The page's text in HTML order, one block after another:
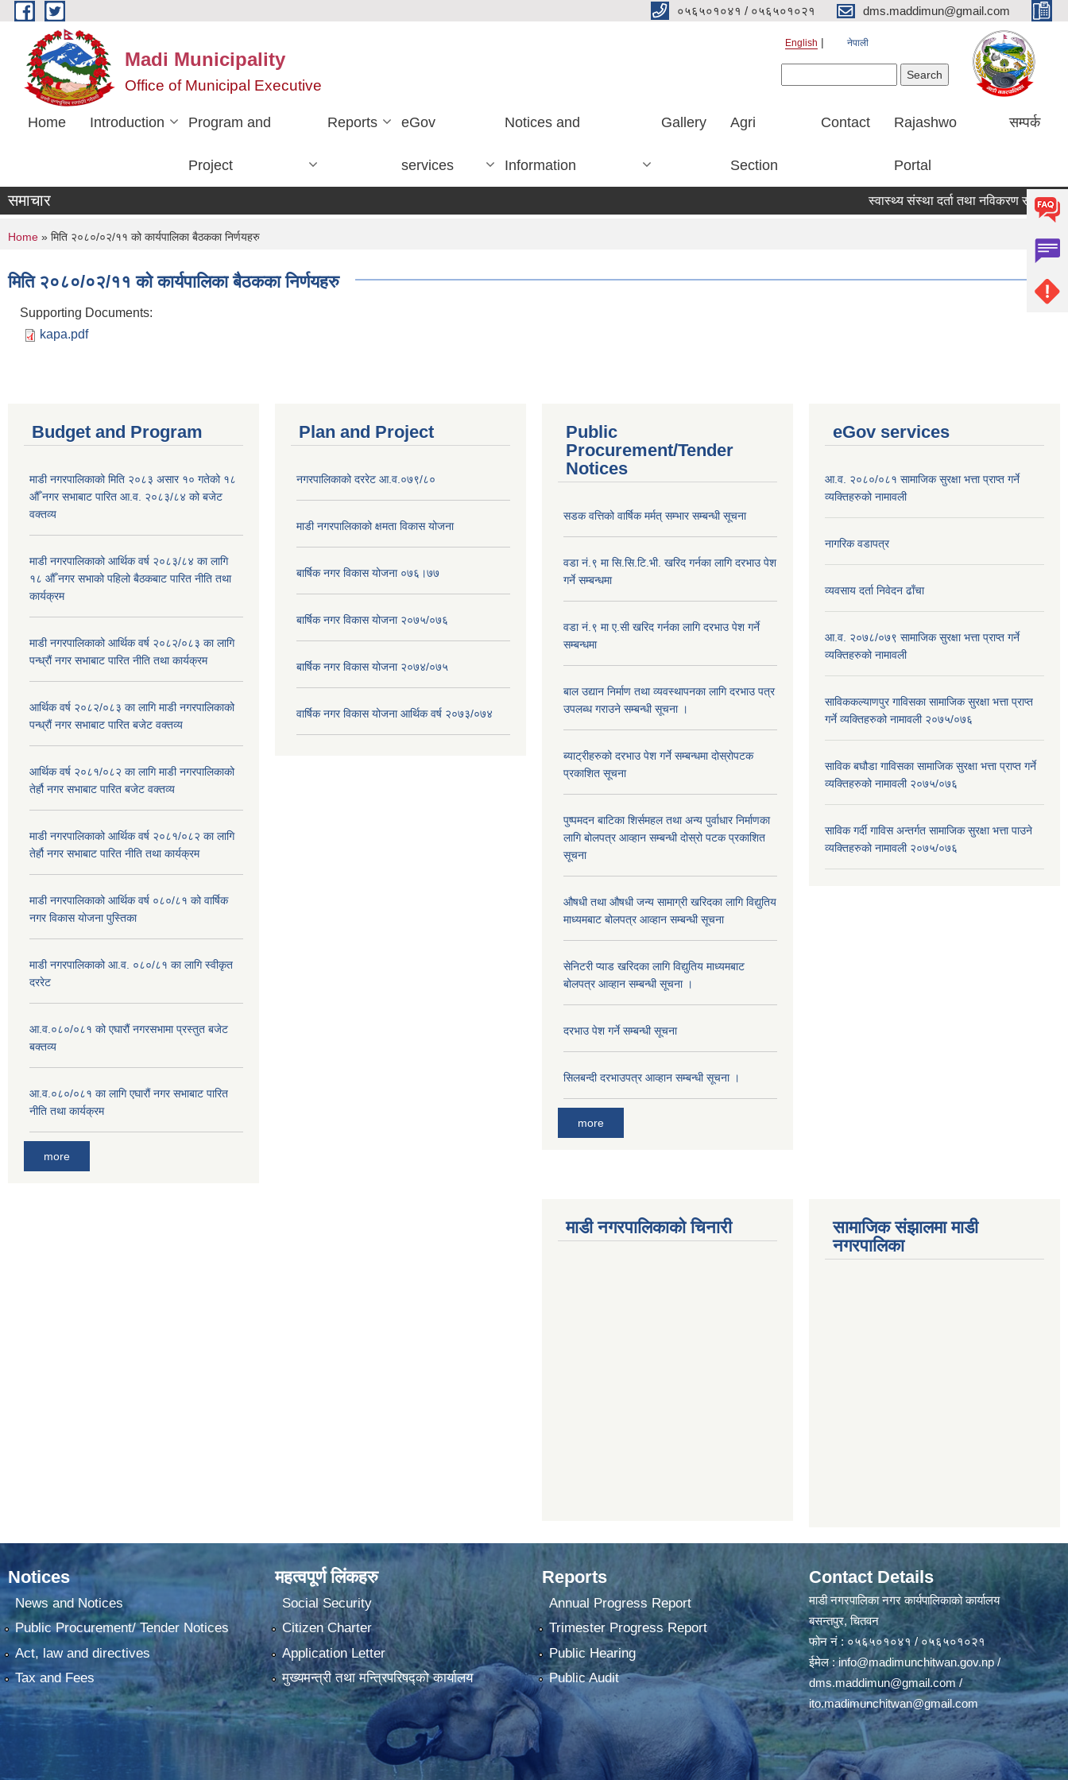
Skip to main content ०५६५०१०४१ / ०५६५०१०२१ dms.maddimun@gmail.com
Madi Municipality
Office of Municipal Executive
English नेपाली
Home Introduction Program and
Project
Reports eGov
services
Notices and
Information
Gallery Agri
Section
Contact Rajashwo
Portal
सम्पर्क
समाचार स्वास्थ्य संस्था दर्ता तथा नविकरण सम्बन्धी सूचना
You are here
Home » मिति २०८०/०२/११ को कार्यपालिका बैठकका निर्णयहरु
मिति २०८०/०२/११ को कार्यपालिका बैठकका निर्णयहरु
Supporting Documents:
kapa.pdf
Budget and Program
माडी नगरपालिकाको मिति २०८३ असार १० गतेको १८
औँ नगर सभाबाट पारित आ.व. २०८३/८४ को बजेट
वक्तव्य
माडी नगरपालिकाको आर्थिक वर्ष २०८३/८४ का लागि
१८ औँ नगर सभाको पहिलो बैठकबाट पारित नीति तथा
कार्यक्रम
माडी नगरपालिकाको आर्थिक वर्ष २०८२/०८३ का लागि
पन्ध्रौं नगर सभाबाट पारित नीति तथा कार्यक्रम
आर्थिक वर्ष २०८२/०८३ का लागि माडी नगरपालिकाको
पन्ध्रौं नगर सभाबाट पारित बजेट वक्तव्य
आर्थिक वर्ष २०८१/०८२ का लागि माडी नगरपालिकाको
तेर्हौ नगर सभाबाट पारित बजेट वक्तव्य
माडी नगरपालिकाको आर्थिक वर्ष २०८१/०८२ का लागि
तेर्हौ नगर सभाबाट पारित नीति तथा कार्यक्रम
माडी नगरपालिकाको आर्थिक वर्ष ०८०/८१ को वार्षिक
नगर विकास योजना पुस्तिका
माडी नगरपालिकाको आ.व. ०८०/८१ का लागि स्वीकृत
दररेट
आ.व.०८०/०८१ को एघारौं नगरसभामा प्रस्तुत बजेट
बक्तव्य
आ.व.०८०/०८१ का लागि एघारौं नगर सभाबाट पारित
नीति तथा कार्यक्रम
more
Plan and Project
नगरपालिकाको दररेट आ.व.०७९/८०
माडी नगरपालिकाको क्षमता विकास योजना
बार्षिक नगर विकास योजना ०७६।७७
बार्षिक नगर विकास योजना २०७५/०७६
बार्षिक नगर विकास योजना २०७४/०७५
वार्षिक नगर विकास योजना आर्थिक वर्ष २०७३/०७४
Public
Procurement/Tender
Notices
सडक वत्तिको वार्षिक मर्मत् सम्भार सम्बन्धी सूचना
वडा नं.९ मा सि.सि.टि.भी. खरिद गर्नका लागि दरभाउ पेश
गर्ने सम्बन्धमा
वडा नं.९ मा ए.सी खरिद गर्नका लागि दरभाउ पेश गर्ने
सम्बन्धमा
बाल उद्यान निर्माण तथा व्यवस्थापनका लागि दरभाउ पत्र
उपलब्ध गराउने सम्बन्धी सूचना ।
ब्याट्रीहरुको दरभाउ पेश गर्ने सम्बन्धमा दोस्रोपटक
प्रकाशित सूचना
पुष्पमदन बाटिका शिर्समहल तथा अन्य पुर्वाधार निर्माणका
लागि बोलपत्र आव्हान सम्बन्धी दोस्रो पटक प्रकाशित
सूचना
औषधी तथा औषधी जन्य सामाग्री खरिदका लागि विद्युतिय
माध्यमबाट बोलपत्र आव्हान सम्बन्धी सूचना
सेनिटरी प्याड खरिदका लागि विद्युतिय माध्यमबाट
बोलपत्र आव्हान सम्बन्धी सूचना ।
दरभाउ पेश गर्ने सम्बन्धी सूचना
सिलबन्दी दरभाउपत्र आव्हान सम्बन्धी सूचना ।
more
eGov services
आ.व. २०८०/०८१ सामाजिक सुरक्षा भत्ता प्राप्त गर्ने
व्यक्तिहरुको नामावली
नागरिक वडापत्र
व्यवसाय दर्ता निवेदन ढाँचा
आ.व. २०७८/०७९ सामाजिक सुरक्षा भत्ता प्राप्त गर्ने
व्यक्तिहरुको नामावली
साविककल्याणपुर गाविसका सामाजिक सुरक्षा भत्ता प्राप्त
गर्ने व्यक्तिहरुको नामावली २०७५/०७६
साविक बघौडा गाविसका सामाजिक सुरक्षा भत्ता प्राप्त गर्ने
व्यक्तिहरुको नामावली २०७५/०७६
साविक गर्दी गाविस अन्तर्गत सामाजिक सुरक्षा भत्ता पाउने
व्यक्तिहरुको नामावली २०७५/०७६
माडी नगरपालिकाको चिनारी
सामाजिक संझालमा माडी
नगरपालिका
Notices
News and Notices
Public Procurement/ Tender Notices
Act, law and directives
Tax and Fees
महत्वपूर्ण लिंकहरु
Social Security
Citizen Charter
Application Letter
मुख्यमन्त्री तथा मन्त्रिपरिषद्को कार्यालय
Reports
Annual Progress Report
Trimester Progress Report
Public Hearing
Public Audit
Contact Details
माडी नगरपालिका नगर कार्यपालिकाको कार्यालय
बसन्तपुर, चितवन
फोन नं : ०५६५०१०४१ / ०५६५०१०२१
ईमेल :info@madimunchitwan.gov.np /
dms.maddimun@gmail.com/
ito.madimunchitwan@gmail.com